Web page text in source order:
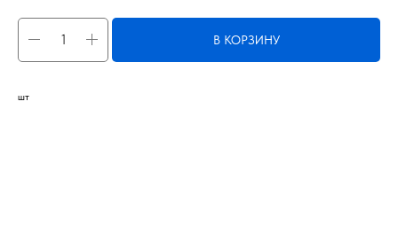
В КОРЗИНУ
шт